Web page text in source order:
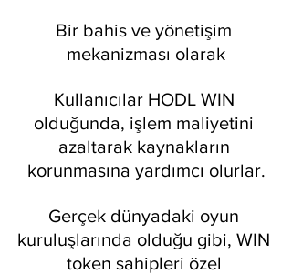
Bir bahis ve yönetişim
mekanizması olarak
Kullanıcılar HODL WIN
olduğunda, işlem maliyetini
azaltarak kaynakların
korunmasına yardımcı olurlar.
Gerçek dünyadaki oyun
kuruluşlarında olduğu gibi, WIN
token sahipleri özel